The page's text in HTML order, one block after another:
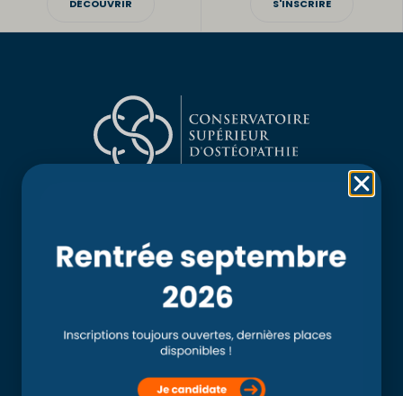
DÉCOUVRIR S'INSCRIRE
Rubriques
Recherche